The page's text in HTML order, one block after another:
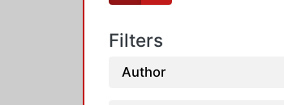
Filters
Author